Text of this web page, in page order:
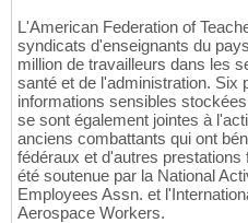
L'American Federation of
syndicats d'enseignants du
million de travailleurs dans les
santé et de l'administration. Six
informations sensibles
se sont également jointes à
anciens combattants qui ont
fédéraux et d'autres
été soutenue par la National
Employees Assn. et
Aerospace Workers.